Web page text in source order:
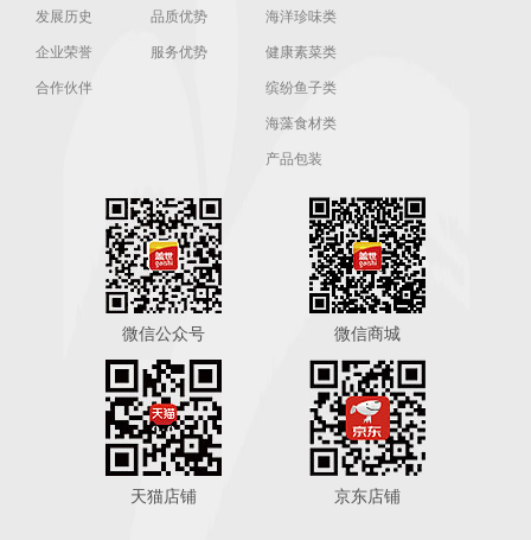
发展历史
企业荣誉
合作伙伴
品质优势
服务优势
海洋珍味类
健康素菜类
缤纷鱼子类
海藻食材类
产品包装
微信公众号 微信商城
天猫店铺 京东店铺